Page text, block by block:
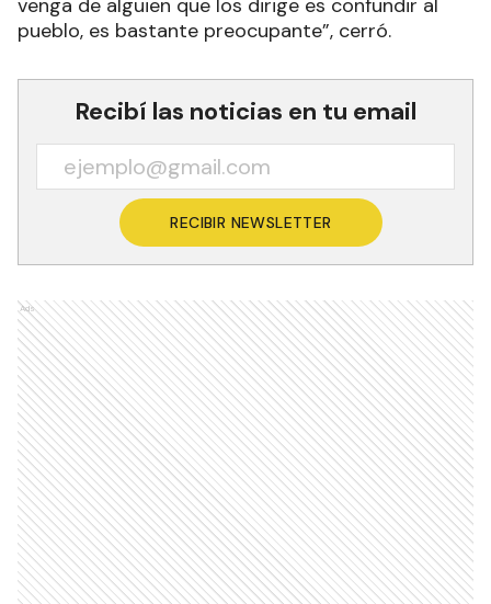
pueblo, es bastante preocupante”, cerró.
Recibí las noticias en tu email
RECIBIR NEWSLETTER
Ads